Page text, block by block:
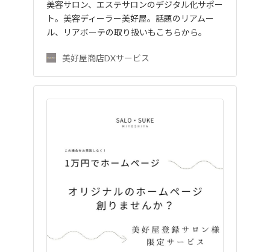
美容サロン、エステサロンのデジタル化サポー
ト。美容ディーラー美好屋。話題のリアムー
ル、リアボーテの取り扱いもこちらから。
美好屋商店DXサービス